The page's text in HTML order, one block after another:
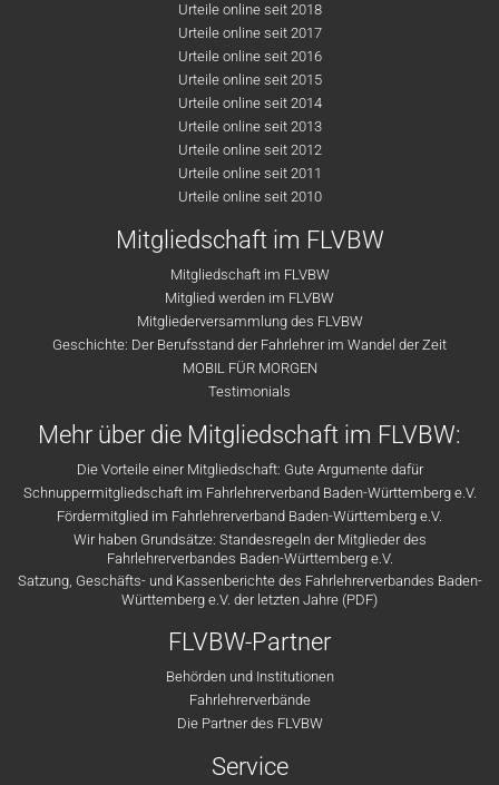
Urteile online seit 2018
Urteile online seit 2017
Urteile online seit 2016
Urteile online seit 2015
Urteile online seit 2014
Urteile online seit 2013
Urteile online seit 2012
Urteile online seit 2011
Urteile online seit 2010
Mitgliedschaft im FLVBW
Mitgliedschaft im FLVBW
Mitglied werden im FLVBW
Mitgliederversammlung des FLVBW
Geschichte: Der Berufsstand der Fahrlehrer im Wandel der Zeit
MOBIL FÜR MORGEN
Testimonials
Mehr über die Mitgliedschaft im FLVBW:
Die Vorteile einer Mitgliedschaft: Gute Argumente dafür
Schnuppermitgliedschaft im Fahrlehrerverband Baden-Württemberg e.V.
Fördermitglied im Fahrlehrerverband Baden-Württemberg e.V.
Wir haben Grundsätze: Standesregeln der Mitglieder des
Fahrlehrerverbandes Baden-Württemberg e.V.
Satzung, Geschäfts- und Kassenberichte des Fahrlehrerverbandes Baden-
Württemberg e.V. der letzten Jahre (PDF)
FLVBW-Partner
Behörden und Institutionen
Fahrlehrerverbände
Die Partner des FLVBW
Service